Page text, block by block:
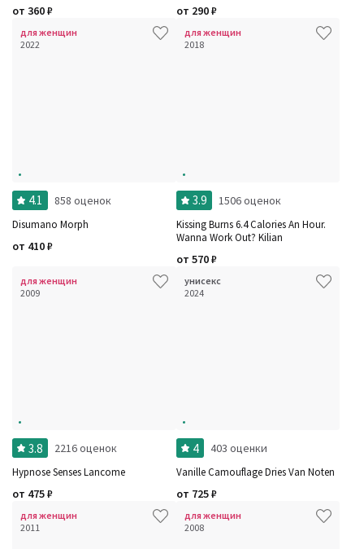
от 360₽ от 290₽
для женщин
2022
4.1 858 оценок
Disumano Morph
от 410₽
для женщин
2018
3.9 1506 оценок
Kissing Burns 6.4 Calories An Hour.
Wanna Work Out? Kilian
от 570₽
для женщин
2009
3.8 2216 оценок
Hypnose Senses Lancome
от 475₽
унисекс
2024
4 403 оценки
Vanille Camouflage Dries Van Noten
от 725₽
для женщин
2011
для женщин
2008